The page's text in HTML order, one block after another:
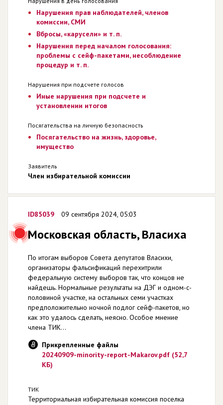
Нарушения прав наблюдателей, членов
комиссии, СМИ
Вбросы, «карусели» и т. п.
Нарушения перед началом голосования:
проблемы с сейф-пакетами, несоблюдение
процедур и т. п.
Нарушения при подсчете голосов
Иные нарушения при подсчете и
установлении итогов
Посягательства на личную безопасность
Посягательство на жизнь, здоровье,
имущество
Заявитель
Член избирательной комиссии
ID85039 09 сентября 2024, 05:03
Московская область, Власиха
По итогам выборов Совета депутатов Власихи,
организаторы фальсификаций перехитрили
федеральную систему выборов так, что концов не
найдешь. Нормальные результаты на ДЭГ и одном-с-
половиной участке, на остальных семи участках
предположительно ночной подлог сейф-пакетов, но
как это удалось сделать, неясно. Особое мнение
члена ТИК...
Прикрепленные файлы
20240909-minority-report-Makarov.pdf (52,7
КБ)
ТИК
Территориальная избирательная комиссия поселка